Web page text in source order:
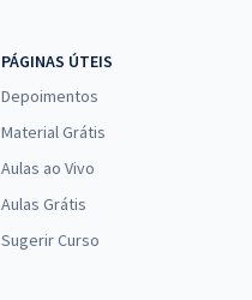
PÁGINAS ÚTEIS
Depoimentos
Material Grátis
Aulas ao Vivo
Aulas Grátis
Sugerir Curso